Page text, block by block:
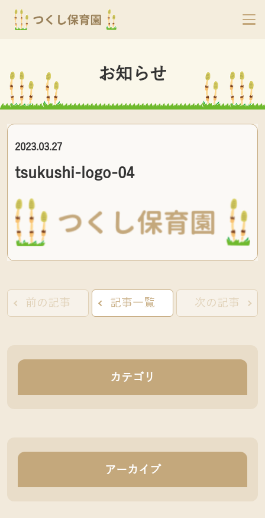
お知らせ
2023.03.27
tsukushi-logo-04
前の記事 記事一覧 次の記事
カテゴリ
アーカイブ